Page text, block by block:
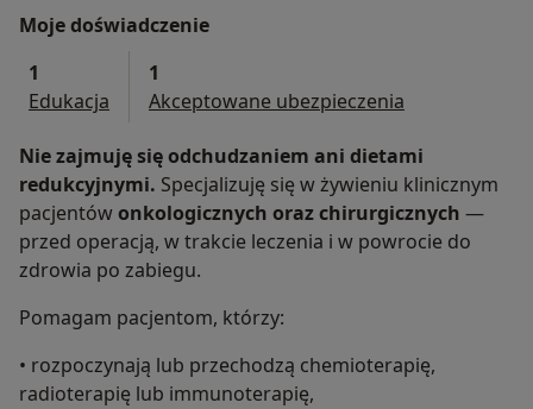
Moje doświadczenie
1
Edukacja
1
Akceptowane ubezpieczenia
Nie zajmuję się odchudzaniem ani dietami
redukcyjnymi. Specjalizuję się w żywieniu klinicznym
pacjentówonkologicznych oraz chirurgicznych —
przed operacją, w trakcie leczenia i w powrocie do
zdrowia po zabiegu.
Pomagam pacjentom, którzy:
• rozpoczynają lub przechodzą chemioterapię,
radioterapię lub immunoterapię,